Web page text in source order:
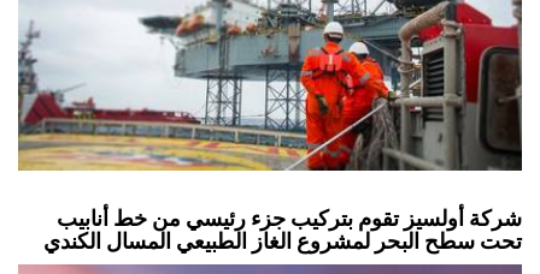
شركة أولسيز تقوم بتركيب جزء رئيسي من خط أنابيب
تحت سطح البحر لمشروع الغاز الطبيعي المسال الكندي